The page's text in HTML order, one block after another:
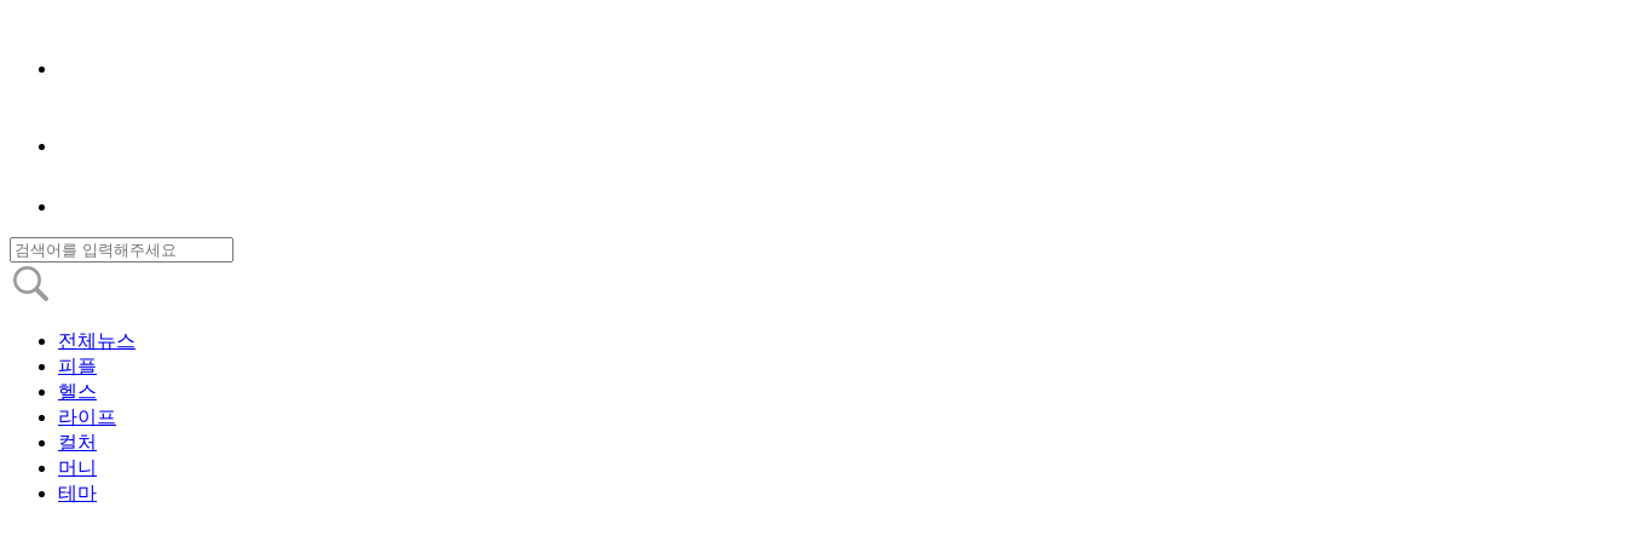
전체뉴스
피플
헬스
라이프
컬처
머니
테마